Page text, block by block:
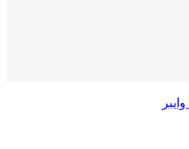
وایبر